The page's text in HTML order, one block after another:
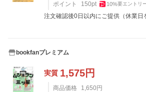
ポイント
150pt 10%要エントリ
注文確認後0日以内にご提供（休業日
bookfanプレミアム
実質 1,575円
商品価格 1,650 円